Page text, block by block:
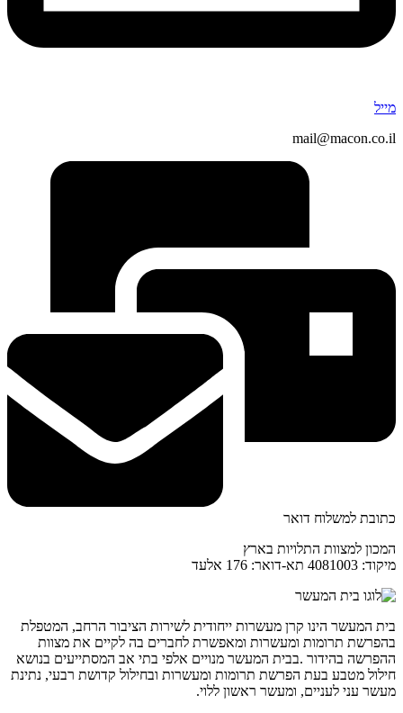
מייל
mail@macon.co.il
כתובת למשלוח דואר
המכון למצוות התלויות בארץ
מיקוד: 4081003 תא-דואר: 176 אלעד
בית המעשר הינו קרן מעשרות ייחודית לשירות הציבור הרחב, המטפלת
בהפרשת תרומות ומעשרות ומאפשרת לחברים בה לקיים את מצוות
ההפרשה בהידור .בבית המעשר מנויים אלפי בתי אב המסתייעים בנושא
חילול מטבע בעת הפרשת תרומות ומעשרות ובחילול קדושת רבעי, נתינת
מעשר עני לעניים, ומעשר ראשון ללוי.